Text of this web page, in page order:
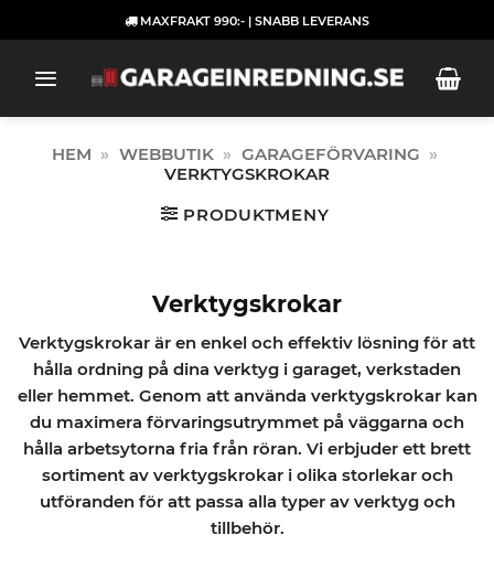
to
MAXFRAKT 990:- | SNABB LEVERANS
HEM » WEBBUTIK » GARAGEFÖRVARING »
VERKTYGSKROKAR
PRODUKTMENY
Verktygskrokar
Verktygskrokar är en enkel och effektiv lösning för att
hålla ordning på dina verktyg i garaget, verkstaden
eller hemmet. Genom att använda verktygskrokar kan
du maximera förvaringsutrymmet på väggarna och
hålla arbetsytorna fria från röran. Vi erbjuder ett brett
sortiment av verktygskrokar i olika storlekar och
utföranden för att passa alla typer av verktyg och
tillbehör.